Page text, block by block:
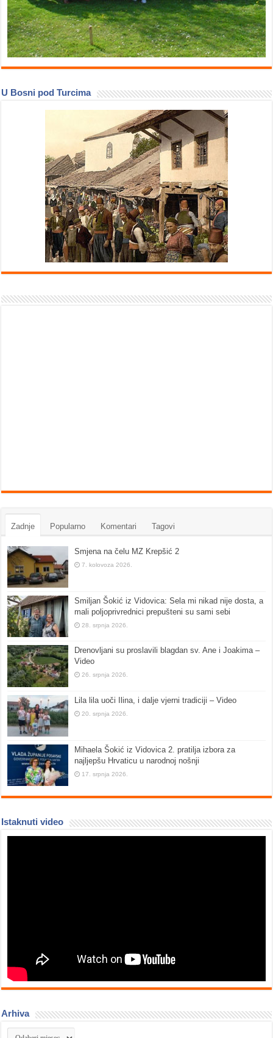
U Bosni pod Turcima
Zadnje Popularno Komentari Tagovi
Smjena na čelu MZ Krepšić 2
7. kolovoza 2026.
Smiljan Šokić iz Vidovica: Sela mi nikad nije dosta, a
mali poljoprivrednici prepušteni su sami sebi
28. srpnja 2026.
Drenovljani su proslavili blagdan sv. Ane i Joakima –
Video
26. srpnja 2026.
Lila lila uoči Ilina, i dalje vjerni tradiciji – Video
20. srpnja 2026.
Mihaela Šokić iz Vidovica 2. pratilja izbora za
najljepšu Hrvaticu u narodnoj nošnji
17. srpnja 2026.
Istaknuti video
Arhiva
Arhiva